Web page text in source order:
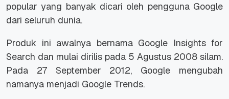
popular yang banyak dicari oleh pengguna Google
dari seluruh dunia.
Produk ini awalnya bernama Google Insights for
Search dan mulai dirilis pada 5 Agustus 2008 silam.
Pada 27 September 2012, Google mengubah
namanya menjadi Google Trends.